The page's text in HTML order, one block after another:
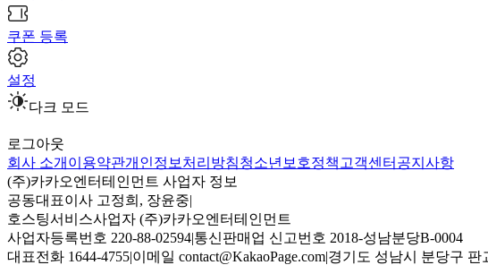
쿠폰 등록
설정
다크 모드
로그아웃
회사 소개 이용약관개인정보처리방침청소년보호정책 고객센터 공지사항
(주)카카오엔터테인먼트 사업자 정보
공동대표이사 고정희, 장윤중|
호스팅서비스사업자 (주)카카오엔터테인먼트
사업자등록번호 220-88-02594|통신판매업 신고번호 2018-성남분당B-0004
대표전화 1644-4755|이메일 contact@KakaoPage.com|경기도 성남시 분당구 판